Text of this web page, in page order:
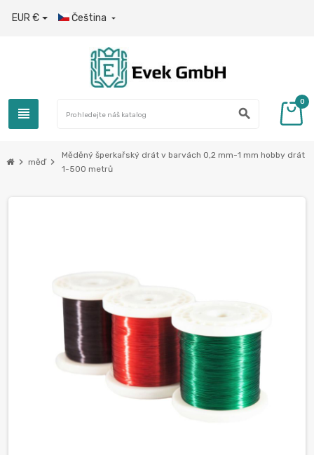
EUR € Čeština 
view_headline search
0
chevron_right měď chevron_right
Měděný šperkařský drát v barvách 0,2 mm-1 mm hobby drát
1-500 metrů